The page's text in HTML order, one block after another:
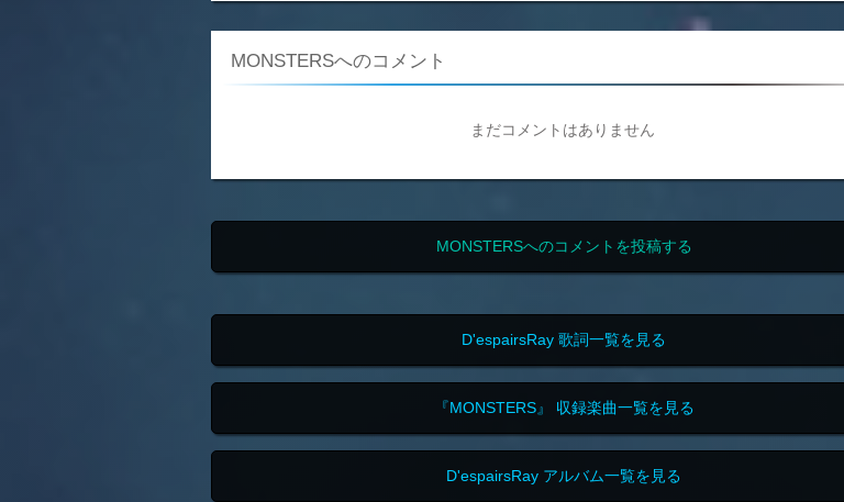
MONSTERSへのコメント
まだコメントはありません
MONSTERSへのコメントを投稿する
D'espairsRay 歌詞一覧を見る
『MONSTERS』 収録楽曲一覧を見る
D'espairsRay アルバム一覧を見る